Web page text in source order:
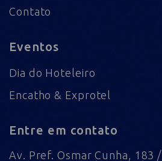
Contato
Eventos
Dia do Hoteleiro
Encatho & Exprotel
Entre em contato
Av. Pref. Osmar Cunha, 183 /